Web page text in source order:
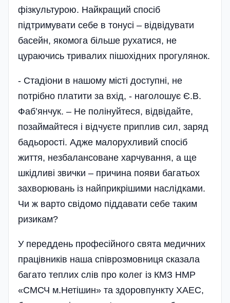
фізкультурою. Найкращий спосіб
підтримувати себе в тонусі – відвідувати
басейн, якомога більше рухатися, не
цураючись тривалих пішохідних прогулянок.
- Стадіони в нашому місті доступні, не
потрібно платити за вхід, - наголошує Є.В.
Фа­б’янчук. – Не полінуйтеся, відвідайте,
позаймайтеся і відчуєте приплив сил, заряд
бадьорості. Адже малорухливий спосіб
життя, незбалансоване харчування, а ще
шкідливі звички – причина появи багатьох
захворювань із найприкрішими наслідками.
Чи ж варто свідомо піддавати себе таким
ризикам?
У переддень професійного свята медичних
працівників наша співрозмовниця сказала
багато теплих слів про колег із КМЗ НМР
«СМСЧ м.Нетішин» та здоровпункту ХАЕС,